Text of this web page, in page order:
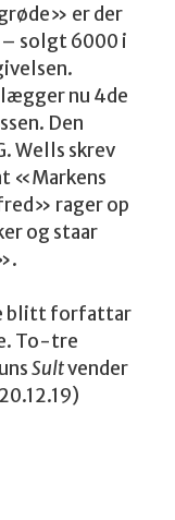
er der
solgt 6000 i
nu 4de
Den
Wells skrev
«Markens
rager op
og staar
blitt forfattar
To-tre
Sultvender
20.12.19)